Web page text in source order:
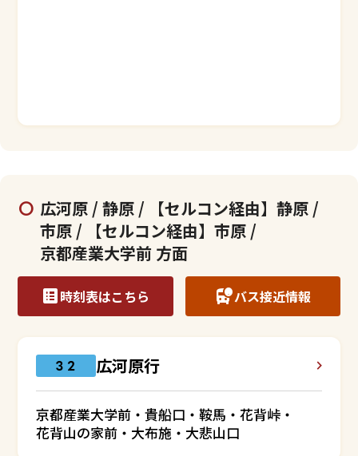
広河原 / 静原 / 【セルコン経由】静原 /
市原 / 【セルコン経由】市原 /
京都産業大学前 方面
時刻表はこちら バス接近情報
３２ 広河原行
京都産業大学前・貴船口・鞍馬・花背峠・
花背山の家前・大布施・大悲山口